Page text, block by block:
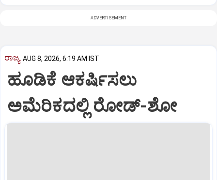
ADVERTISEMENT
ರಾಜ್ಯ AUG 8, 2026, 6:19 AM IST
ಹೂಡಿಕೆ ಆಕರ್ಷಿಸಲು
ಅಮೆರಿಕದಲ್ಲಿ ರೋಡ್‌-ಶೋ